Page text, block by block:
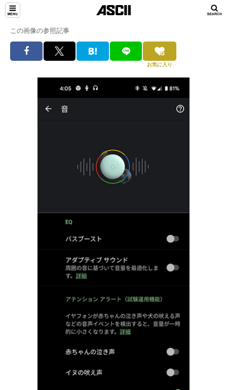
この画像の参照記事
お気に入り